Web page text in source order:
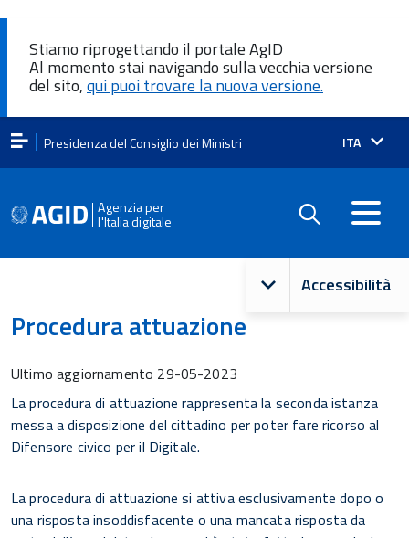
Stiamo riprogettando il portale AgID
Al momento stai navigando sulla vecchia versione
del sito,qui puoi trovare la nuova versione.
Presidenza del Consiglio dei Ministri Lingua
ITA
Agenzia per
l'Italia digitale
Navigazione
principale
Accessibilità
Procedura attuazione
Ultimo aggiornamento 29-05-2023
La procedura di attuazione rappresenta la seconda istanza
messa a disposizione del cittadino per poter fare ricorso al
Difensore civico per il Digitale.
La procedura di attuazione si attiva esclusivamente dopo o
una risposta insoddisfacente o una mancata risposta da